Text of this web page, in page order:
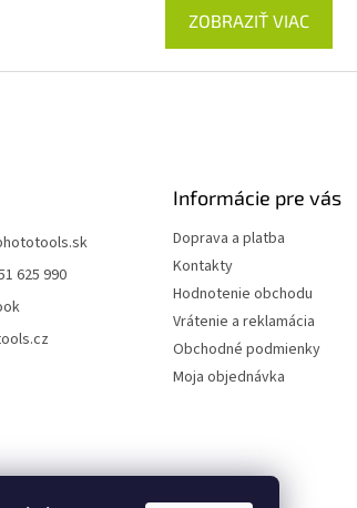
ZOBRAZIŤ VIAC
625 990
Informácie pre vás
Doprava a platba
Kontakty
Hodnotenie obchodu
Vrátenie a reklamácia
Obchodné podmienky
Moja objednávka